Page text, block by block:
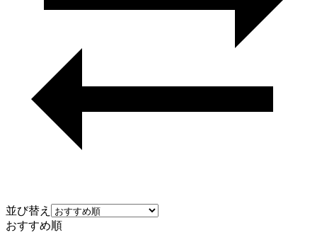
並び替え
おすすめ順